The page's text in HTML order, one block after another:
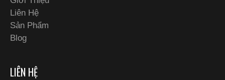
Liên Hệ
Sản Phẩm
Blog
LIÊN HỆ